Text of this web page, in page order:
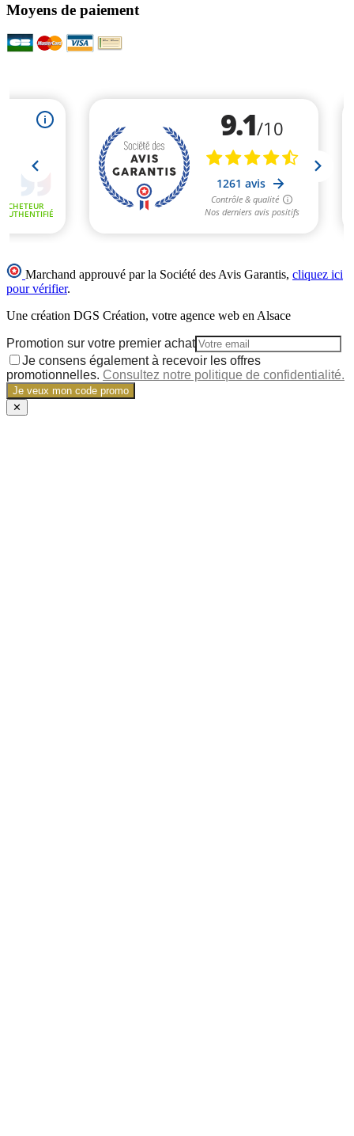
Moyens de paiement
Marchand approuvé par la Société des Avis Garantis, cliquez ici
pour vérifier.
Une création DGS Création, votre agence web en Alsace
Promotion sur votre premier achat
Je consens également à recevoir les offres
promotionnelles. Consultez notre politique de confidentialité.
Je veux mon code promo
✕